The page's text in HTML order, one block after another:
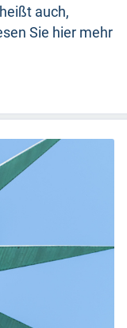
auch,
Sie hier mehr